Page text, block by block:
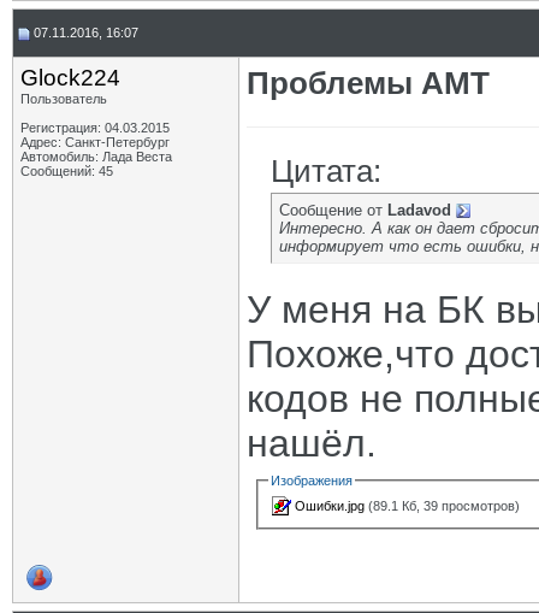
07.11.2016, 16:07
Glock224
Пользователь
Регистрация: 04.03.2015
Адрес: Санкт-Петербург
Автомобиль: Лада Веста
Сообщений: 45
Проблемы АМТ
Цитата:
Сообщение от Ladavod
Интересно. А как он дает
информирует что есть ошибки,
У меня на БК
Похоже,что
кодов не
нашёл.
Изображения
Ошибки.jpg (89.1 Кб, 39 просмотров)